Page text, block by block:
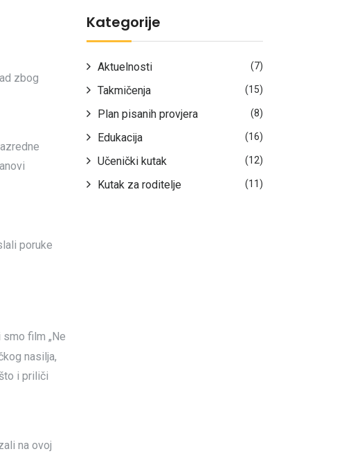
zbog
poruke
film „Ne
nasilja,
i priliči
na ovoj
Kategorije
Aktuelnosti (7)
Takmičenja (15)
Plan pisanih provjera (8)
Edukacija (16)
Učenički kutak (12)
Kutak za roditelje (11)